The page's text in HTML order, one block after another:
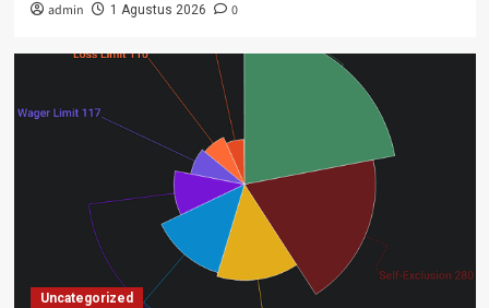
admin 1 Agustus 2026 0
Uncategorized